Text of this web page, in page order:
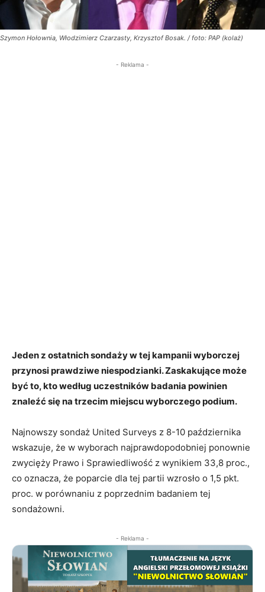
Szymon Hołownia, Włodzimierz Czarzasty, Krzysztof Bosak. / foto: PAP (kolaż)
- Reklama -
Jeden z ostatnich sondaży w tej kampanii wyborczej
przynosi prawdziwe niespodzianki. Zaskakujące może
być to, kto według uczestników badania powinien
znaleźć się na trzecim miejscu wyborczego podium.
Najnowszy sondaż United Surveys z 8-10 października
wskazuje, że w wyborach najprawdopodobniej ponownie
zwycięży Prawo i Sprawiedliwość z wynikiem 33,8 proc.,
co oznacza, że poparcie dla tej partii wzrosło o 1,5 pkt.
proc. w porównaniu z poprzednim badaniem tej
sondażowni.
- Reklama -